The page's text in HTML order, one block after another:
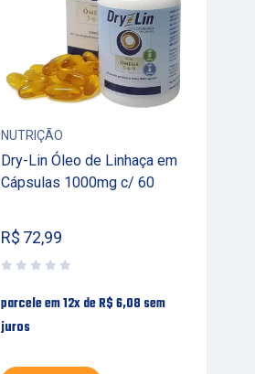
NUTRIÇÃO
Dry-Lin Óleo de Linhaça em
Cápsulas 1000mg c/ 60
R$ 72,99
parcele em 12x deR$6,08 sem
juros